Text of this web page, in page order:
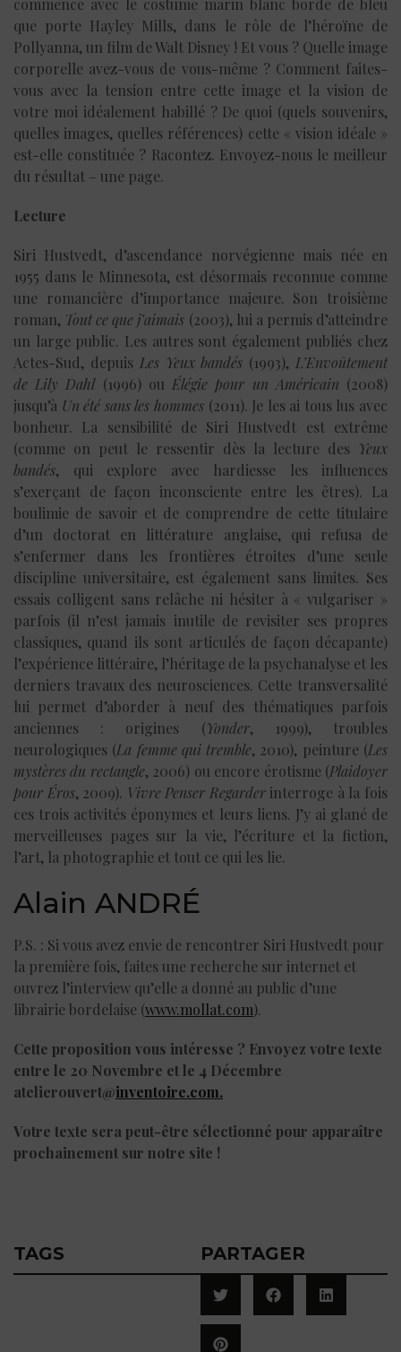
commencé avec le costume marin blanc bordé de bleu
que porte Hayley Mills, dans le rôle de l’héroïne de
Pollyanna, un film de Walt Disney ! Et vous ? Quelle image
corporelle avez-vous de vous-même ? Comment faites-
vous avec la tension entre cette image et la vision de
votre moi idéalement habillé ? De quoi (quels souvenirs,
quelles images, quelles références) cette « vision idéale »
est-elle constituée ? Racontez. Envoyez-nous le meilleur
du résultat – une page.
Lecture
Siri Hustvedt, d’ascendance norvégienne mais née en
1955 dans le Minnesota, est désormais reconnue comme
une romancière d’importance majeure. Son troisième
roman, Tout ce que j’aimais (2003), lui a permis d’atteindre
un large public. Les autres sont également publiés chez
Actes-Sud, depuis Les Yeux bandés (1993),L’Envoûtement
de Lily Dahl(1996) ouÉlégie pour un Américain (2008)
jusqu’à Un été sans les hommes(2011). Je les ai tous lus avec
bonheur. La sensibilité de Siri Hustvedt est extrême
(comme on peut le ressentir dès la lecture des Yeux
bandés, qui explore avec hardiesse les influences
s’exerçant de façon inconsciente entre les êtres). La
boulimie de savoir et de comprendre de cette titulaire
d’un doctorat en littérature anglaise, qui refusa de
s’enfermer dans les frontières étroites d’une seule
discipline universitaire, est également sans limites. Ses
essais colligent sans relâche ni hésiter à « vulgariser »
parfois (il n’est jamais inutile de revisiter ses propres
classiques, quand ils sont articulés de façon décapante)
l’expérience littéraire, l’héritage de la psychanalyse et les
derniers travaux des neurosciences. Cette transversalité
lui permet d’aborder à neuf des thématiques parfois
anciennes : origines (Yonder, 1999), troubles
neurologiques (La femme qui tremble, 2010), peinture (Les
mystères du rectangle, 2006) ou encore érotisme (Plaidoyer
pour Éros, 2009). Vivre Penser Regarderinterroge à la fois
ces trois activités éponymes et leurs liens. J’y ai glané de
merveilleuses pages sur la vie, l’écriture et la fiction,
l’art, la photographie et tout ce qui les lie.
Alain ANDRÉ
P.S. : Si vous avez envie de rencontrer Siri Hustvedt pour
la première fois, faites une recherche sur internet et
ouvrez l’interview qu’elle a donné au public d’une
librairie bordelaise (www.mollat.com).
Cette proposition vous intéresse ? Envoyez votre texte
entre le 20 Novembre et le 4 Décembre
atelierouvert@inventoire.com.
Votre texte sera peut-être sélectionné pour apparaître
prochainement sur notre site !
TAGS PARTAGER